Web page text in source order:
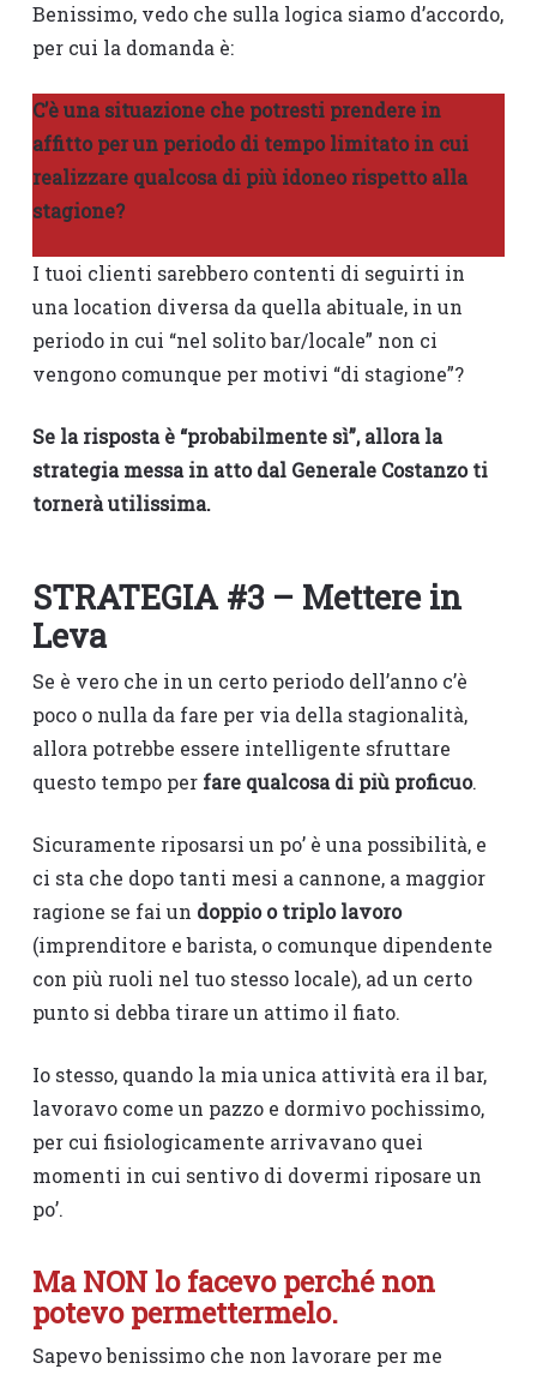
Benissimo, vedo che sulla logica siamo d’accordo,
per cui la domanda è:
C’è una situazione che potresti prendere in
affitto per un periodo di tempo limitato in cui
realizzare qualcosa di più idoneo rispetto alla
stagione?
I tuoi clienti sarebbero contenti di seguirti in
una location diversa da quella abituale, in un
periodo in cui “nel solito bar/locale” non ci
vengono comunque per motivi “di stagione”?
Se la risposta è “probabilmente sì”, allora la
strategia messa in atto dal Generale Costanzo ti
tornerà utilissima.
STRATEGIA #3 – Mettere in
Leva
Se è vero che in un certo periodo dell’anno c’è
poco o nulla da fare per via della stagionalità,
allora potrebbe essere intelligente sfruttare
questo tempo per fare qualcosa di più proficuo.
Sicuramente riposarsi un po’ è una possibilità, e
ci sta che dopo tanti mesi a cannone, a maggior
ragione se fai un doppio o triplo lavoro
(imprenditore e barista, o comunque dipendente
con più ruoli nel tuo stesso locale), ad un certo
punto si debba tirare un attimo il fiato.
Io stesso, quando la mia unica attività era il bar,
lavoravo come un pazzo e dormivo pochissimo,
per cui fisiologicamente arrivavano quei
momenti in cui sentivo di dovermi riposare un
po’.
Ma NON lo facevo perché non
potevo permettermelo.
Sapevo benissimo che non lavorare per me